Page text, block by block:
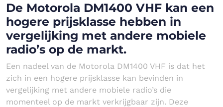
De Motorola DM1400 VHF kan een
hogere prijsklasse hebben in
vergelijking met andere mobiele
radio’s op de markt.
Een nadeel van de Motorola DM1400 VHF is dat het
zich in een hogere prijsklasse kan bevinden in
vergelijking met andere mobiele radio’s die
momenteel op de markt verkrijgbaar zijn. Deze